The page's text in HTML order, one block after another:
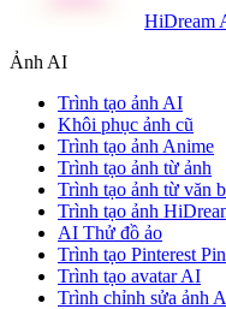
HiDream
Ảnh AI
Trình tạo ảnh AI
Khôi phục ảnh cũ
Trình tạo ảnh Anime
Trình tạo ảnh từ ảnh
Trình tạo ảnh từ văn
Trình tạo ảnh
AI Thử đồ ảo
Trình tạo Pinterest Pin
Trình tạo avatar AI
Trình chỉnh sửa ảnh